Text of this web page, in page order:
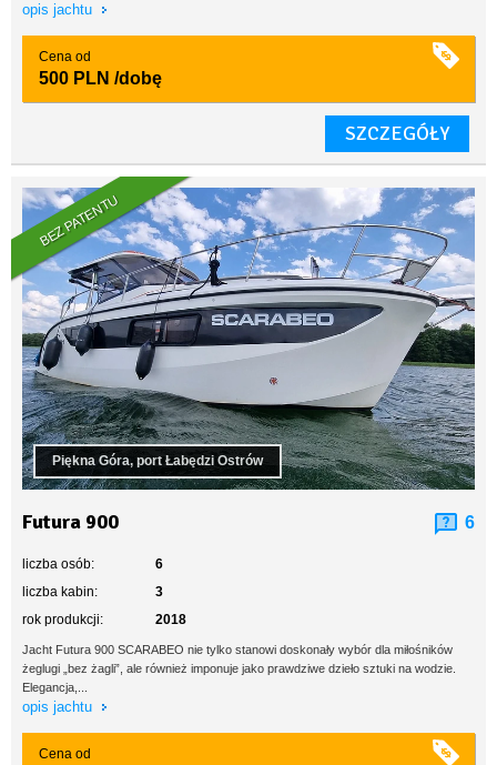
opis jachtu
Cena od
500 PLN /dobę
SZCZEGÓŁY
BEZ PATENTU
Piękna Góra, port Łabędzi Ostrów
Futura 900 6
liczba osób:
6
liczba kabin:
3
rok produkcji:
2018
Jacht Futura 900 SCARABEO nie tylko stanowi doskonały wybór dla miłośników
żeglugi „bez żagli”, ale również imponuje jako prawdziwe dzieło sztuki na wodzie.
Elegancja,...
opis jachtu
Cena od